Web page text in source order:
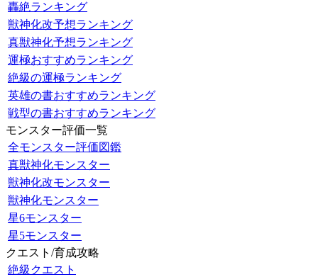
轟絶ランキング
獣神化改予想ランキング
真獣神化予想ランキング
運極おすすめランキング
絶級の運極ランキング
英雄の書おすすめランキング
戦型の書おすすめランキング
モンスター評価一覧
全モンスター評価図鑑
真獣神化モンスター
獣神化改モンスター
獣神化モンスター
星6モンスター
星5モンスター
クエスト/育成攻略
絶級クエスト